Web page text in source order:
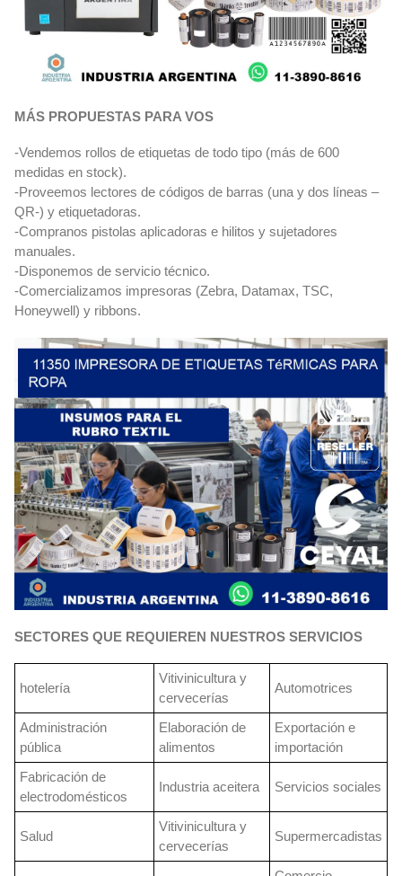
MÁS PROPUESTAS PARA VOS
-Vendemos rollos de etiquetas de todo tipo (más de 600
medidas en stock).
-Proveemos lectores de códigos de barras (una y dos líneas –
QR-) y etiquetadoras.
-Compranos pistolas aplicadoras e hilitos y sujetadores
manuales.
-Disponemos de servicio técnico.
-Comercializamos impresoras (Zebra, Datamax, TSC,
Honeywell) y ribbons.
SECTORES QUE REQUIEREN NUESTROS SERVICIOS
hotelería
Vitivinicultura y
cervecerías
Automotrices
Administración
pública
Elaboración de
alimentos
Exportación e
importación
Fabricación de
electrodomésticos
Industria aceitera Servicios sociales
Salud
Vitivinicultura y
cervecerías
Supermercadistas